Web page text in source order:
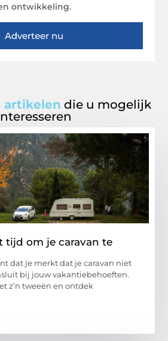
ontwikkeling.
Adverteer nu
artikelen die u mogelijk
tijd om je caravan te
dat je merkt dat je caravan niet
bij jouw vakantiebehoeften.
z’n tweeën en ontdek